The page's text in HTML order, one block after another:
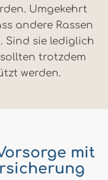
Umgekehrt
andere Rassen
Sind sie lediglich
trotzdem
werden.
mit